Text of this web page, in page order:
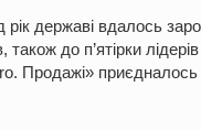
державі вдалось
до п’ятірки
Продажі» приєдналось